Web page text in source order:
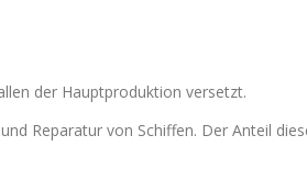
der Hauptproduktion versetzt.
Reparatur von Schiffen. Der Anteil